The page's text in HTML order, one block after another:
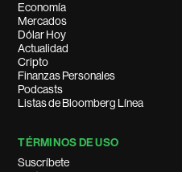
Economía
Mercados
Dólar Hoy
Actualidad
Cripto
Finanzas Personales
Podcasts
Listas de Bloomberg Línea
TÉRMINOS DE USO
Suscríbete